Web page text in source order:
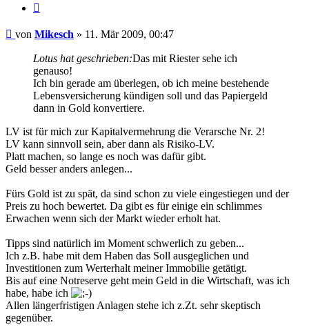
Beitrag
von Mikesch » 11. Mär 2009, 00:47
Lotus hat geschrieben:Das mit Riester sehe ich
genauso!
Ich bin gerade am überlegen, ob ich meine bestehende
Lebensversicherung kündigen soll und das Papiergeld
dann in Gold konvertiere.
LV ist für mich zur Kapitalvermehrung die Verarsche Nr. 2!
LV kann sinnvoll sein, aber dann als Risiko-LV.
Platt machen, so lange es noch was dafür gibt.
Geld besser anders anlegen...
Fürs Gold ist zu spät, da sind schon zu viele eingestiegen und der
Preis zu hoch bewertet. Da gibt es für einige ein schlimmes
Erwachen wenn sich der Markt wieder erholt hat.
Tipps sind natürlich im Moment schwerlich zu geben...
Ich z.B. habe mit dem Haben das Soll ausgeglichen und
Investitionen zum Werterhalt meiner Immobilie getätigt.
Bis auf eine Notreserve geht mein Geld in die Wirtschaft, was ich
habe, habe ich
Allen längerfristigen Anlagen stehe ich z.Zt. sehr skeptisch
gegenüber.